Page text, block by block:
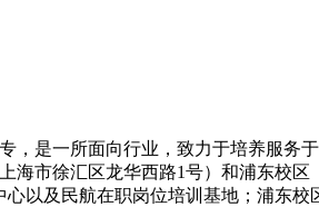
，是一所面向行业，致力于培养服
市徐汇区龙华西路1号）和浦东校
以及民航在职岗位培训基地；浦东